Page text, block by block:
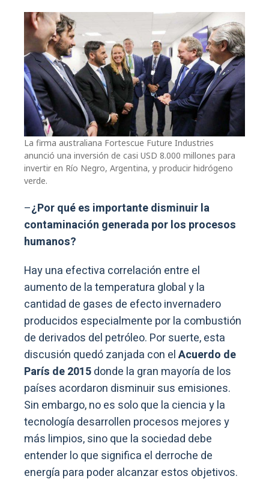
La firma australiana Fortescue Future Industries
anunció una inversión de casi USD 8.000 millones para
invertir en Río Negro, Argentina, y producir hidrógeno
verde.
–¿Por qué es importante disminuir la
contaminación generada por los procesos
humanos?
Hay una efectiva correlación entre el
aumento de la temperatura global y la
cantidad de gases de efecto invernadero
producidos especialmente por la combustión
de derivados del petróleo. Por suerte, esta
discusión quedó zanjada con elAcuerdo de
París de 2015donde la gran mayoría de los
países acordaron disminuir sus emisiones.
Sin embargo, no es solo que la ciencia y la
tecnología desarrollen procesos mejores y
más limpios, sino que la sociedad debe
entender lo que significa el derroche de
energía para poder alcanzar estos objetivos.